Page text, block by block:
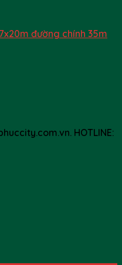
đường chính 35m
HOTLINE: